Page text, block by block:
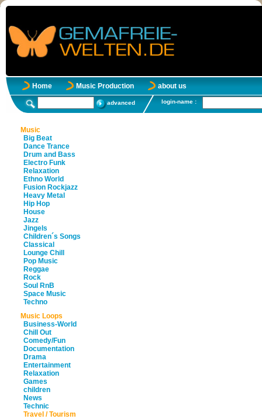
Home Music Production about us
advanced login-name :
Music
Big Beat
Dance Trance
Drum and Bass
Electro Funk
Relaxation
Ethno World
Fusion Rockjazz
Heavy Metal
Hip Hop
House
Jazz
Jingels
Children´s Songs
Classical
Lounge Chill
Pop Music
Reggae
Rock
Soul RnB
Space Music
Techno
Music Loops
Business-World
Chill Out
Comedy/Fun
Documentation
Drama
Entertainment
Relaxation
Games
children
News
Technic
Travel / Tourism